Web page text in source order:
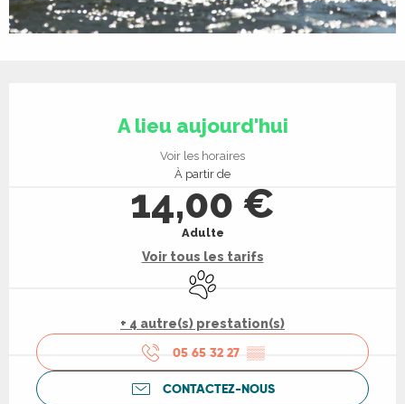
A lieu aujourd'hui
Voir les horaires
À partir de
14,00 €
Adulte
Voir tous les tarifs
Animaux acceptés
+ 4 autre(s) prestation(s)
05 65 32 27 ▒▒
CONTACTEZ-NOUS